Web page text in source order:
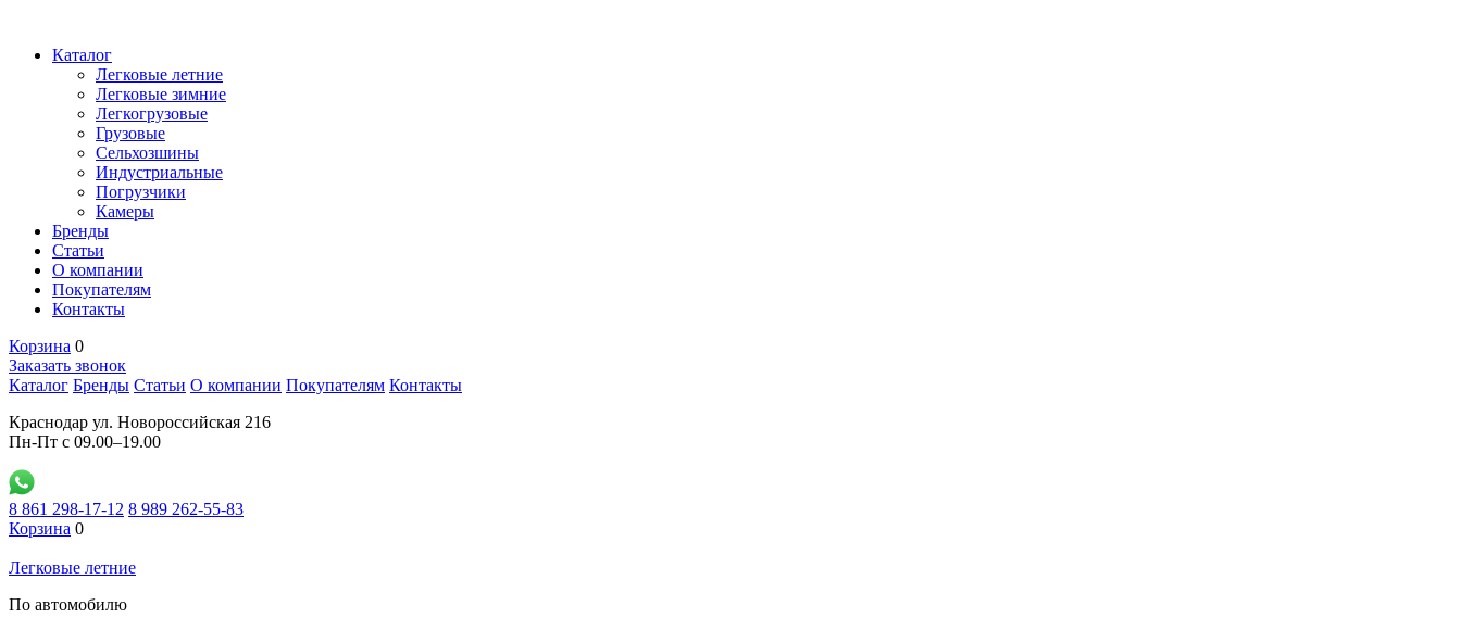
Каталог
Легковые летние
Легковые зимние
Легкогрузовые
Грузовые
Сельхозшины
Индустриальные
Погрузчики
Камеры
Бренды
Статьи
О компании
Покупателям
Контакты
Корзина 0
Заказать звонок
Каталог Бренды Статьи О компании Покупателям Контакты
Краснодар ул. Новороссийская 216
Пн-Пт с 09.00–19.00
8 861 298-17-12 8 989 262-55-83
Корзина 0
Легковые летние
По автомобилю